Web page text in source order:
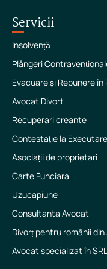
Servicii
Insolvență
Plângeri
Evacuare și Repunere în
Avocat Divort
Recuperari creante
Contestație la Executare
Asociații de proprietari
Carte Funciara
Uzucapiune
Consultanta Avocat
Divorț pentru românii
Avocat specializat în